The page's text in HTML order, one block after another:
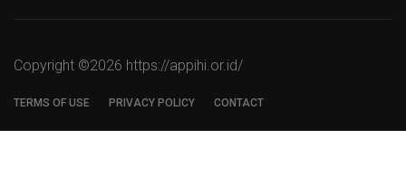
Copyright ©2026 https://appihi.or.id/
TERMS OF USE PRIVACY POLICY CONTACT